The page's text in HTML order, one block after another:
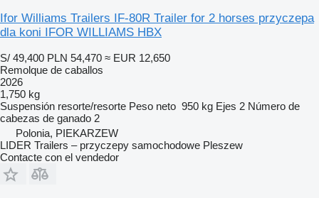
Ifor Williams Trailers IF-80R Trailer for 2 horses przyczepa
dla koni IFOR WILLIAMS HBX
S/ 49,400 PLN 54,470 ≈ EUR 12,650
Remolque de caballos
2026
1,750 kg
Suspensión resorte/resorte Peso neto 950 kg Ejes 2 Número de
cabezas de ganado 2
Polonia, PIEKARZEW
LIDER Trailers – przyczepy samochodowe Pleszew
Contacte con el vendedor